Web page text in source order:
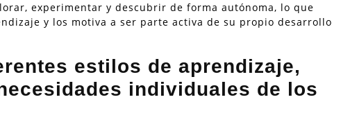
experimentar y descubrir de forma autónoma, lo que
y los motiva a ser parte activa de su propio desarrollo
estilos de aprendizaje,
individuales de los